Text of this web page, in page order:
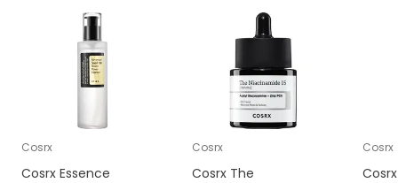
Cosrx
Cosrx Essence
Cosrx
Cosrx The
Cosrx